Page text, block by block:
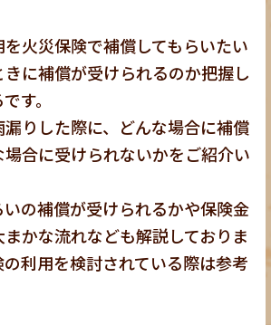
火災保険で補償してもらいたい
に補償が受けられるのか把握し
す。
りした際に、どんな場合に補償
合に受けられないかをご紹介い
の補償が受けられるかや保険金
かな流れなども解説しておりま
利用を検討されている際は参考